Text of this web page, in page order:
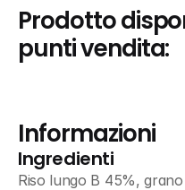
Prodotto
punti vendita:
Informazioni
Ingredienti
Riso lungo B 45%,